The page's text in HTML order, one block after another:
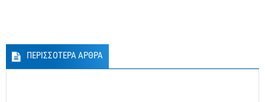
ΠΕΡΙΣΣΟΤΕΡΑ ΑΡΘΡΑ